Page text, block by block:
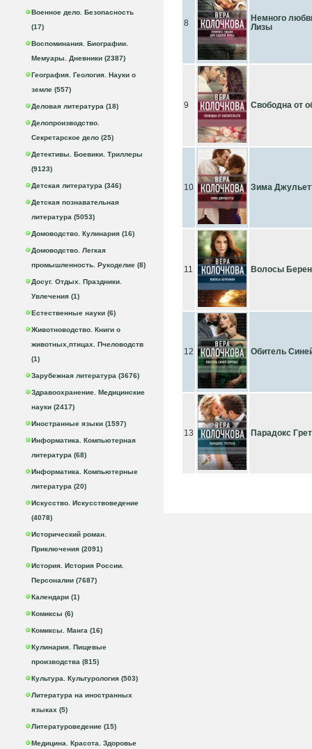
Военное дело. Безопасность
(17)
Воспоминания. Биографии.
Мемуары. Дневники (2387)
География. Геология. Науки о
земле (557)
Деловая литература (18)
Делопроизводство.
Секретарское дело (25)
Детективы. Боевики. Триллеры
(9123)
Детская литература (346)
Детская познавательная
литература (5053)
Домоводство. Кулинария (16)
Домоводство. Легкая
промышленность. Рукоделие (8)
Досуг. Отдых. Праздники.
Увлечения (1)
Естественные науки (6)
Животноводство. Книги о
животных,птицах. Пчеловодств
(1)
Зарубежная литература (3676)
Здравоохранение. Медицинские
науки (2417)
Иностранные языки (1597)
Информатика. Компьютерная
литература (68)
Информатика. Компьютерные
литература (20)
Искусство. Искусствоведение
(4078)
Исторический роман.
Приключения (2091)
История. История России.
Персоналии (7687)
Календари (1)
Комиксы (6)
Комиксы. Манга (16)
Кулинария. Пищевые
производства (815)
Культура. Культурология (503)
Литература на иностранных
языках (5)
Литературоведение (15)
Медицина. Красота. Здоровье
8
Немного
Лизы
9 Свободна от
10 Зима
11 Волосы
12 Обитель
13 Парадокс